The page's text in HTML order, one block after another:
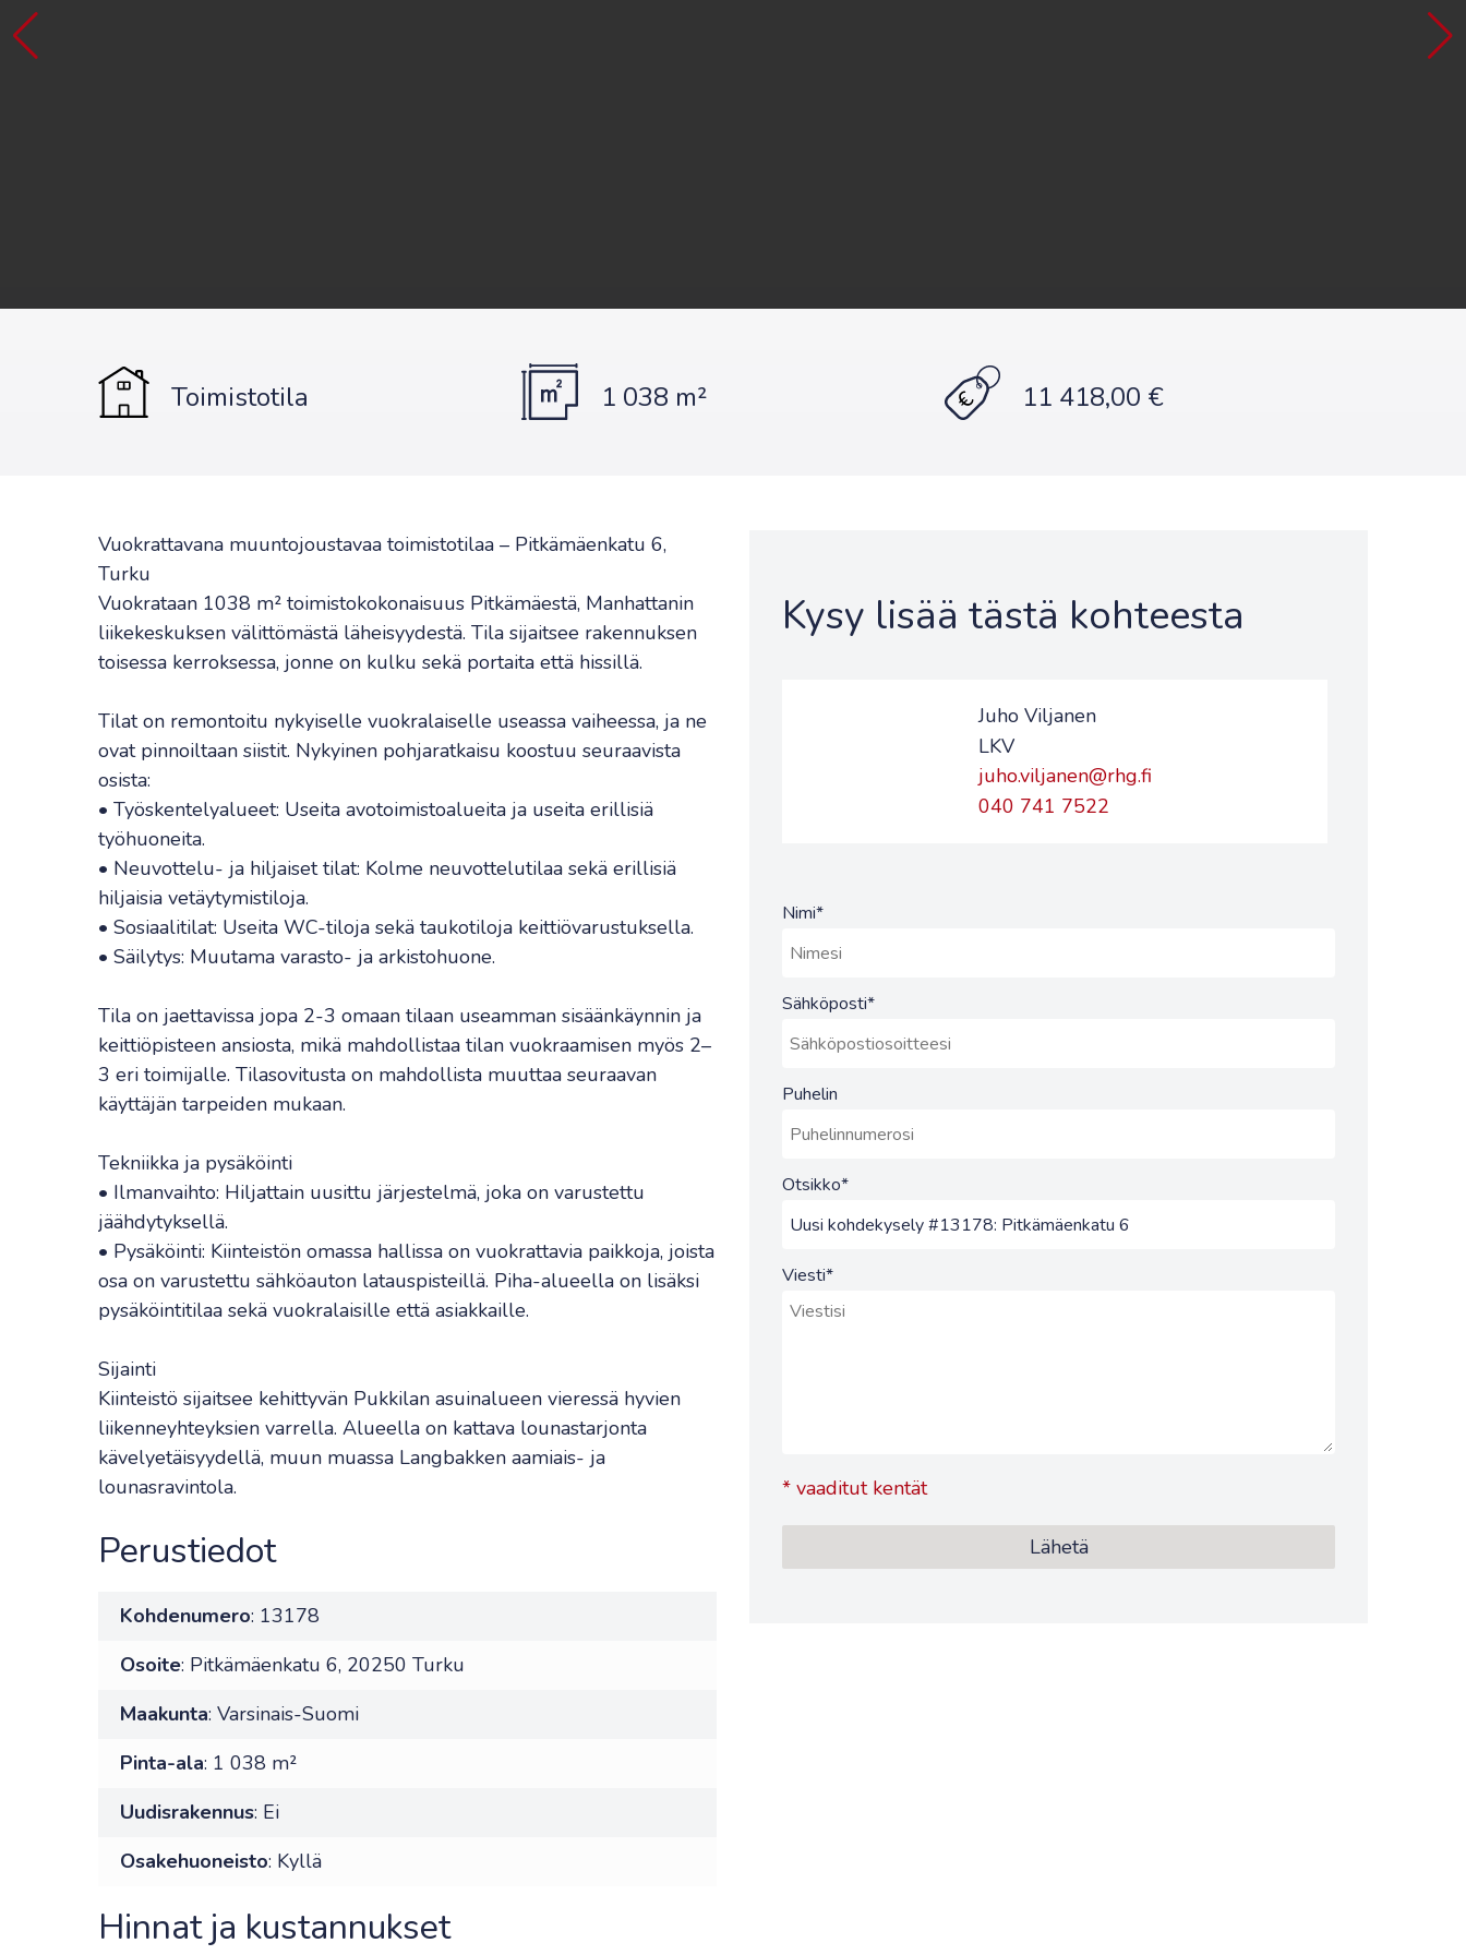
Toimistotila 1 038 m² 11 418,00 €
Vuokrattavana muuntojoustavaa toimistotilaa – Pitkämäenkatu 6,
Turku
Vuokrataan 1038 m² toimistokokonaisuus Pitkämäestä, Manhattanin
liikekeskuksen välittömästä läheisyydestä. Tila sijaitsee rakennuksen
toisessa kerroksessa, jonne on kulku sekä portaita että hissillä.
Tilat on remontoitu nykyiselle vuokralaiselle useassa vaiheessa, ja ne
ovat pinnoiltaan siistit. Nykyinen pohjaratkaisu koostuu seuraavista
osista:
• Työskentelyalueet: Useita avotoimistoalueita ja useita erillisiä
työhuoneita.
• Neuvottelu- ja hiljaiset tilat: Kolme neuvottelutilaa sekä erillisiä
hiljaisia vetäytymistiloja.
• Sosiaalitilat: Useita WC-tiloja sekä taukotiloja keittiövarustuksella.
• Säilytys: Muutama varasto- ja arkistohuone.
Tila on jaettavissa jopa 2-3 omaan tilaan useamman sisäänkäynnin ja
keittiöpisteen ansiosta, mikä mahdollistaa tilan vuokraamisen myös 2–
3 eri toimijalle. Tilasovitusta on mahdollista muuttaa seuraavan
käyttäjän tarpeiden mukaan.
Tekniikka ja pysäköinti
• Ilmanvaihto: Hiljattain uusittu järjestelmä, joka on varustettu
jäähdytyksellä.
• Pysäköinti: Kiinteistön omassa hallissa on vuokrattavia paikkoja, joista
osa on varustettu sähköauton latauspisteillä. Piha-alueella on lisäksi
pysäköintitilaa sekä vuokralaisille että asiakkaille.
Sijainti
Kiinteistö sijaitsee kehittyvän Pukkilan asuinalueen vieressä hyvien
liikenneyhteyksien varrella. Alueella on kattava lounastarjonta
kävelyetäisyydellä, muun muassa Langbakken aamiais- ja
lounasravintola.
Perustiedot
Kohdenumero: 13178
Osoite: Pitkämäenkatu 6, 20250 Turku
Maakunta: Varsinais-Suomi
Pinta-ala: 1 038 m²
Uudisrakennus: Ei
Osakehuoneisto: Kyllä
Hinnat ja kustannukset
Kysy lisää tästä kohteesta
Juho Viljanen
LKV
juho.viljanen@rhg.fi
040 741 7522
Nimi*
Sähköposti*
Puhelin
Otsikko*
Viesti*
* vaaditut kentät